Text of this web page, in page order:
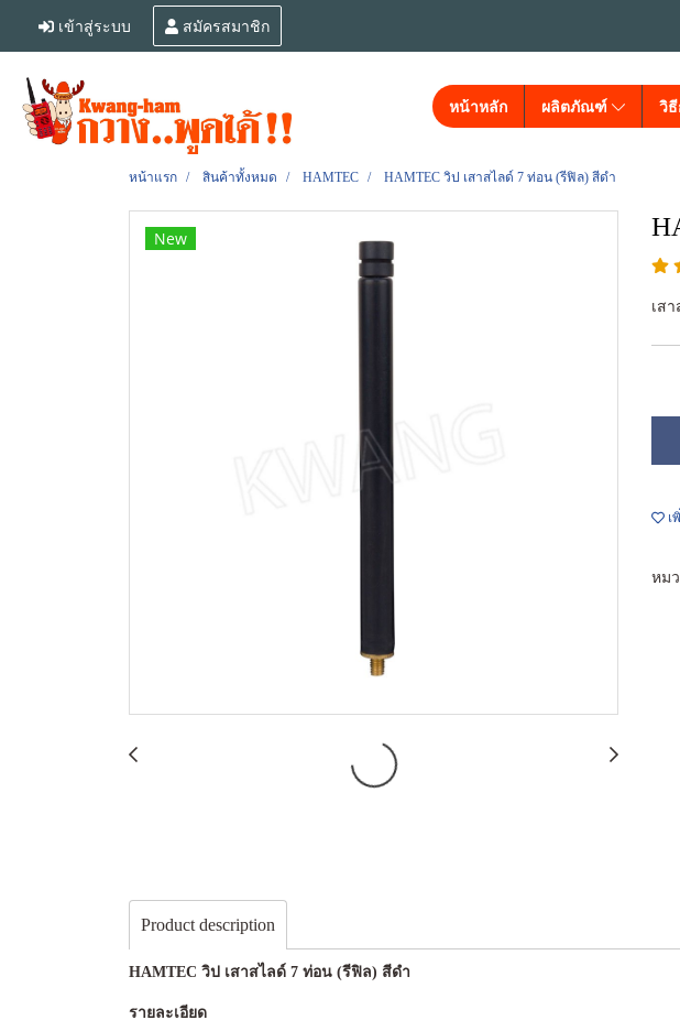
เข้าสู่ระบบ สมัครสมาชิก
หน้าหลัก ผลิตภัณฑ์ วิ
หน้าแรก สินค้าทั้งหมด HAMTEC HAMTEC วิป เสาสไลด์ 7 ท่อน (รีฟิล) สีดำ
New
เส
เ
หม
Product description
HAMTEC วิป เสาสไลด์ 7 ท่อน (รีฟิล) สีดำ
รายละเอียด